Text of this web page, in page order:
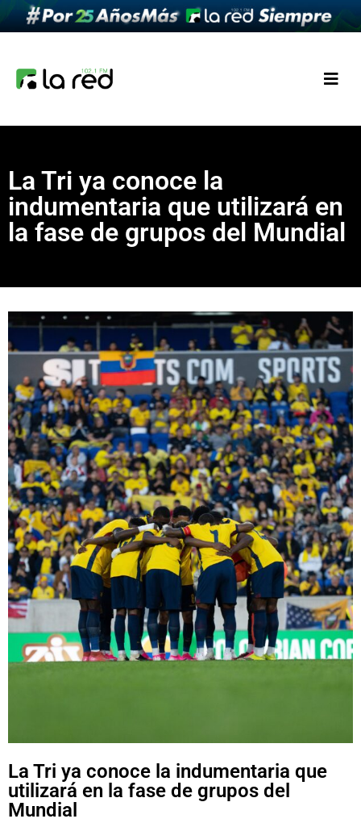
La Tri ya conoce la
indumentaria que utilizará en
la fase de grupos del Mundial
La Tri ya conoce la indumentaria que
utilizará en la fase de grupos del
Mundial